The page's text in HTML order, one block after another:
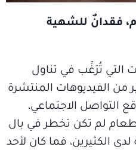
فقدانٌ للشهية
التي تُرَغِّب في تناول
من الفيديوهات المنتشرة
التواصل الاجتماعي،
لم تكن تخطر في بال
الكثيرين، فما كان لأحد